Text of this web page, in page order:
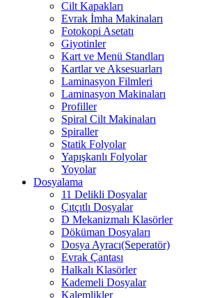
Cilt Kapakları
Evrak İmha Makinaları
Fotokopi Asetatı
Giyotinler
Kart ve Menü Standları
Kartlar ve Aksesuarları
Laminasyon Filmleri
Laminasyon Makinaları
Profiller
Spiral Cilt Makinaları
Spiraller
Statik Folyolar
Yapışkanlı Folyolar
Yoyolar
Dosyalama
11 Delikli Dosyalar
Çıtçıtlı Dosyalar
D Mekanizmalı Klasörler
Döküman Dosyaları
Dosya Ayracı(Seperatör)
Evrak Çantası
Halkalı Klasörler
Kademeli Dosyalar
Kalemlikler